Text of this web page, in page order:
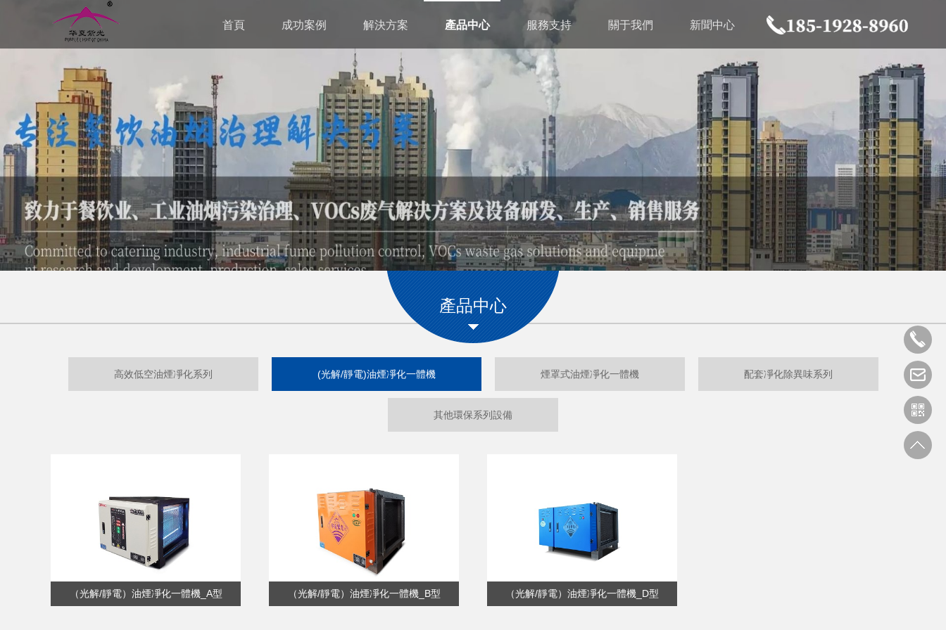
首頁 成功案例 解決方案 產品中心 服務支持 關于我們 新聞中心
產品中心
高效低空油煙凈化系列 (光解/靜電)油煙凈化一體機 煙罩式油煙凈化一體機 配套凈化除異味系列
其他環保系列設備
（光解/靜電）油煙凈化一體機_A型 （光解/靜電）油煙凈化一體機_B型 （光解/靜電）油煙凈化一體機_D型